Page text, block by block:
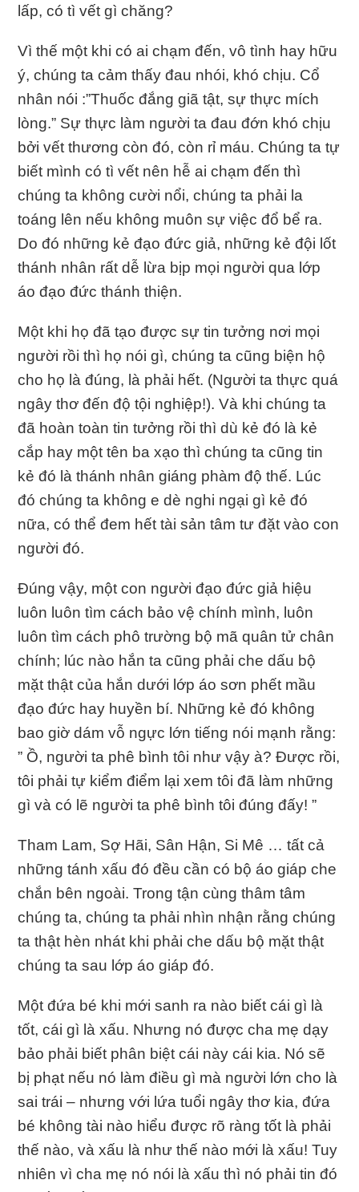
lấp, có tì vết gì chăng?
Vì thế một khi có ai chạm đến, vô tình hay hữu
ý, chúng ta cảm thấy đau nhói, khó chịu. Cổ
nhân nói :”Thuốc đắng giã tật, sự thực mích
lòng.” Sự thực làm người ta đau đớn khó chịu
bởi vết thương còn đó, còn rỉ máu. Chúng ta tự
biết mình có tì vết nên hễ ai chạm đến thì
chúng ta không cười nổi, chúng ta phải la
toáng lên nếu không muôn sự việc đổ bể ra.
Do đó những kẻ đạo đức giả, những kẻ đội lốt
thánh nhân rất dễ lừa bịp mọi người qua lớp
áo đạo đức thánh thiện.
Một khi họ đã tạo được sự tin tưởng nơi mọi
người rồi thì họ nói gì, chúng ta cũng biện hộ
cho họ là đúng, là phải hết. (Người ta thực quá
ngây thơ đến độ tội nghiệp!). Và khi chúng ta
đã hoàn toàn tin tưởng rồi thì dù kẻ đó là kẻ
cắp hay một tên ba xạo thì chúng ta cũng tin
kẻ đó là thánh nhân giáng phàm độ thế. Lúc
đó chúng ta không e dè nghi ngại gì kẻ đó
nữa, có thể đem hết tài sản tâm tư đặt vào con
người đó.
Đúng vậy, một con người đạo đức giả hiệu
luôn luôn tìm cách bảo vệ chính mình, luôn
luôn tìm cách phô trường bộ mã quân tử chân
chính; lúc nào hắn ta cũng phải che dấu bộ
mặt thật của hắn dưới lớp áo sơn phết mầu
đạo đức hay huyền bí. Những kẻ đó không
bao giờ dám vỗ ngực lớn tiếng nói mạnh rằng:
” Ồ, người ta phê bình tôi như vậy à? Được rồi,
tôi phải tự kiểm điểm lại xem tôi đã làm những
gì và có lẽ người ta phê bình tôi đúng đấy! ”
Tham Lam, Sợ Hãi, Sân Hận, Si Mê … tất cả
những tánh xấu đó đều cần có bộ áo giáp che
chắn bên ngoài. Trong tận cùng thâm tâm
chúng ta, chúng ta phải nhìn nhận rằng chúng
ta thật hèn nhát khi phải che dấu bộ mặt thật
chúng ta sau lớp áo giáp đó.
Một đứa bé khi mới sanh ra nào biết cái gì là
tốt, cái gì là xấu. Nhưng nó được cha mẹ dạy
bảo phải biết phân biệt cái này cái kia. Nó sẽ
bị phạt nếu nó làm điều gì mà người lớn cho là
sai trái – nhưng với lứa tuổi ngây thơ kia, đứa
bé không tài nào hiểu được rõ ràng tốt là phải
thế nào, và xấu là như thế nào mới là xấu! Tuy
nhiên vì cha mẹ nó nói là xấu thì nó phải tin đó